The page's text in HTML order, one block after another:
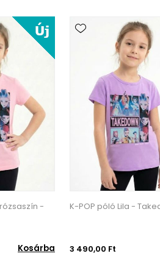
Kosárba
K-POP póló
3 490,00 Ft